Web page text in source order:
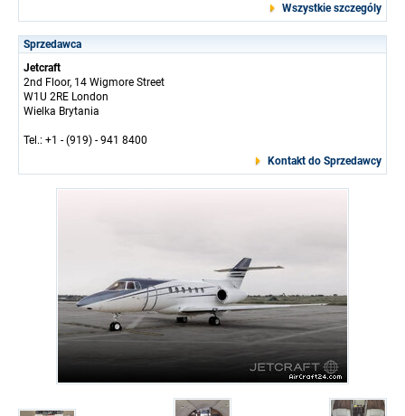
Wszystkie szczególy
Sprzedawca
Jetcraft
2nd Floor, 14 Wigmore Street
W1U 2RE London
Wielka Brytania
Tel.: +1 - (919) - 941 8400
Kontakt do Sprzedawcy